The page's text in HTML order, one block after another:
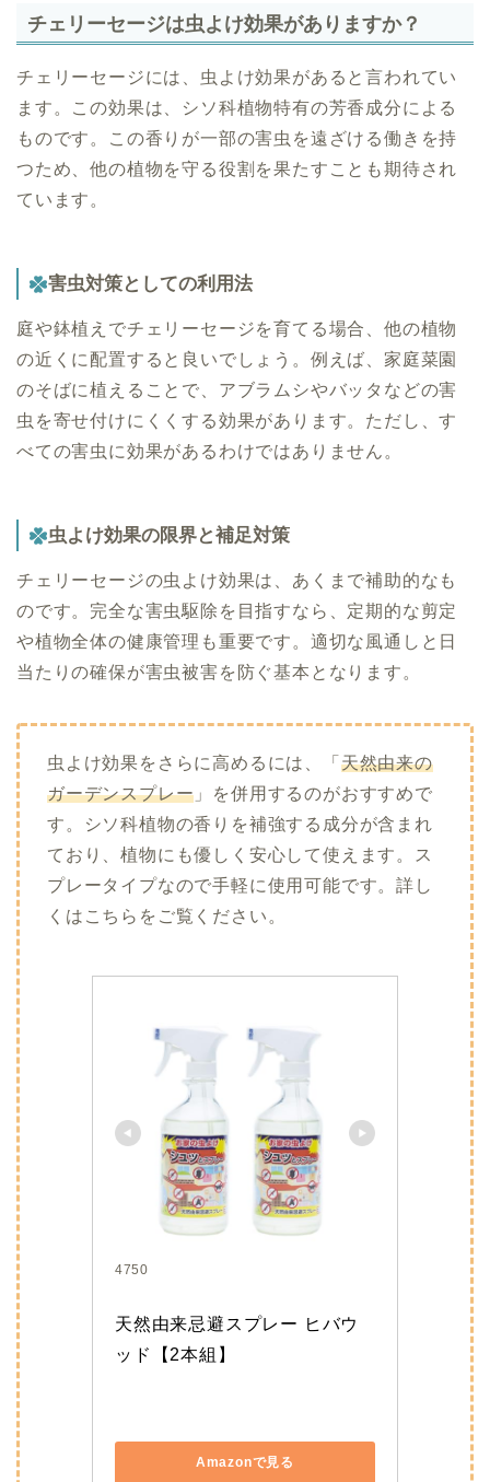
チェリーセージは虫よけ効果がありますか？
チェリーセージには、虫よけ効果があると言われてい
ます。この効果は、シソ科植物特有の芳香成分による
ものです。この香りが一部の害虫を遠ざける働きを持
つため、他の植物を守る役割を果たすことも期待され
ています。
害虫対策としての利用法
庭や鉢植えでチェリーセージを育てる場合、他の植物
の近くに配置すると良いでしょう。例えば、家庭菜園
のそばに植えることで、アブラムシやバッタなどの害
虫を寄せ付けにくくする効果があります。ただし、す
べての害虫に効果があるわけではありません。
虫よけ効果の限界と補足対策
チェリーセージの虫よけ効果は、あくまで補助的なも
のです。完全な害虫駆除を目指すなら、定期的な剪定
や植物全体の健康管理も重要です。適切な風通しと日
当たりの確保が害虫被害を防ぐ基本となります。
虫よけ効果をさらに高めるには、「 天然由来の
ガーデンスプレー 」を併用するのがおすすめで
す。シソ科植物の香りを補強する成分が含まれ
ており、植物にも優しく安心して使えます。ス
プレータイプなので手軽に使用可能です。詳し
くはこちらをご覧ください。
4750
天然由来忌避スプレー ヒバウ
ッド【2本組】
Amazonで見る